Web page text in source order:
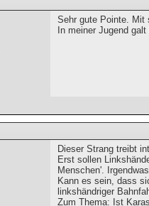
Sehr gute Pointe. Mit
In meiner Jugend
Dieser Strang treibt
Erst sollen
Menschen'.
Kann es sein, dass
linkshändriger
Zum Thema: Ist